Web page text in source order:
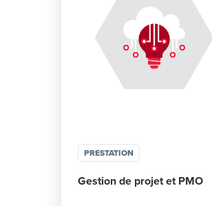
PRESTATION
Gestion de projet et PMO